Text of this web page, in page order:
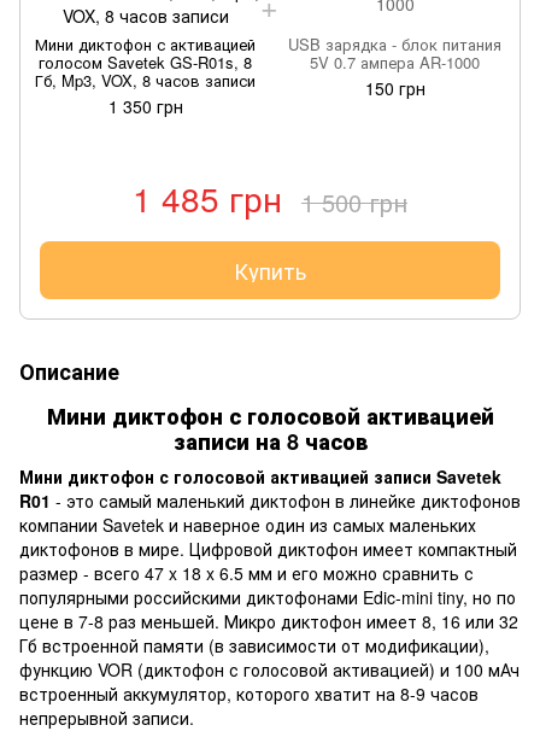
Мини диктофон с активацией
голосом Savetek GS-R01s, 8
Гб, Mp3, VOX, 8 часов записи
1 350 грн
USB зарядка - блок питания
5V 0.7 ампера AR-1000
150 грн
1 485 грн 1 500 грн
Купить
Описание
Мини диктофон с голосовой активацией
записи на 8 часов
Мини диктофон с голосовой активацией записи Savetek
R01 - это самый маленький диктофон в линейке диктофонов
компании Savetek и наверное один из самых маленьких
диктофонов в мире. Цифровой диктофон имеет компактный
размер - всего 47 x 18 x 6.5 мм и его можно сравнить с
популярными российскими диктофонами Edic-mini tiny, но по
цене в 7-8 раз меньшей. Микро диктофон имеет 8, 16 или 32
Гб встроенной памяти (в зависимости от модификации),
функцию VOR (диктофон с голосовой активацией) и 100 мАч
встроенный аккумулятор, которого хватит на 8-9 часов
непрерывной записи.